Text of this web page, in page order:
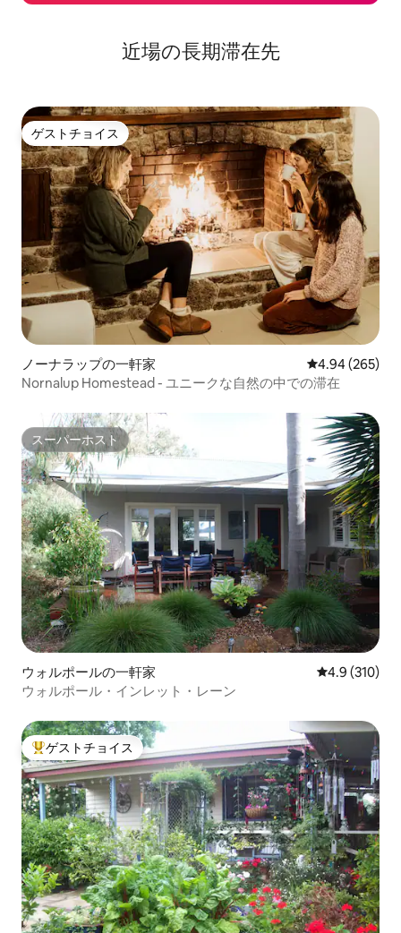
近場の長期滞在先
ゲストチョイス
ゲストチョイス
ノーナラップの一軒家 レビュー265
4.94 (265)
Nornalup Homestead - ユニークな自然の中での滞在
スーパーホスト
スーパーホスト
ウォルポールの一軒家 レビュー310
4.9 (310)
ウォルポール・インレット・レーン
大好評のゲストチョイスです。
ゲストチョイス